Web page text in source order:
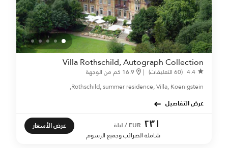
Villa Rothschild, Autograph Collection
4.4 (60 التعليقات) |
16.9 كم من الوجهة
Rothschild, summer residence, Villa, Koenigstein,
عرض التفاصيل
٢٣١ EUR / ليلة
شاملة الضرائب وجميع الرسوم
عرض الأسعار